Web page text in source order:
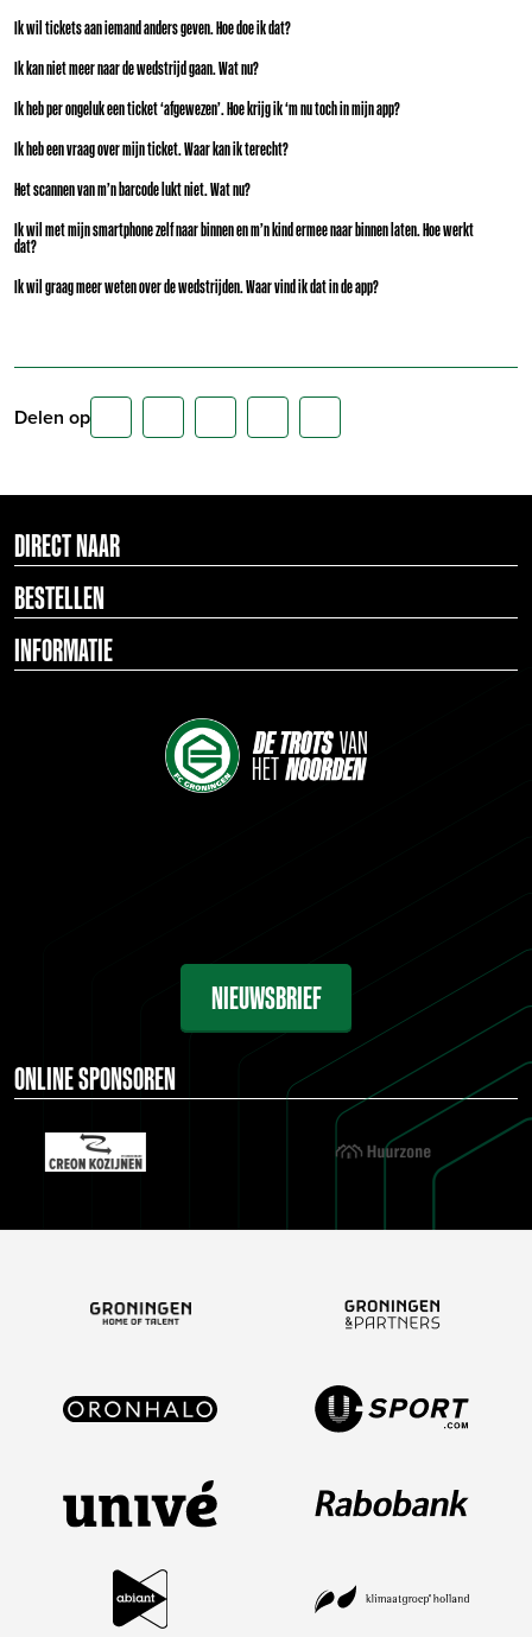
Ik wil tickets aan iemand anders geven. Hoe doe ik dat?
Ik kan niet meer naar de wedstrijd gaan. Wat nu?
Ik heb per ongeluk een ticket ‘afgewezen’. Hoe krijg ik ‘m nu toch in mijn app?
Ik heb een vraag over mijn ticket. Waar kan ik terecht?
Het scannen van m’n barcode lukt niet. Wat nu?
Ik wil met mijn smartphone zelf naar binnen en m’n kind ermee naar binnen laten. Hoe werkt
dat?
Ik wil graag meer weten over de wedstrijden. Waar vind ik dat in de app?
Delen op
DIRECT NAAR
BESTELLEN
INFORMATIE
NIEUWSBRIEF
ONLINE SPONSOREN